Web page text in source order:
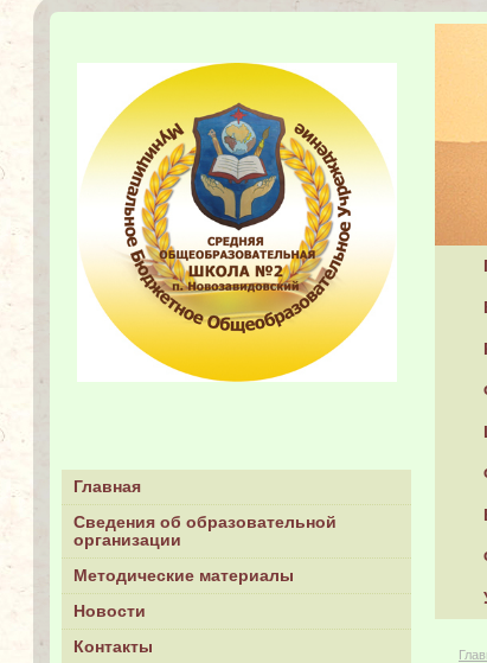
Главная
Сведения об образовательной
организации
Методические материалы
Новости
Контакты